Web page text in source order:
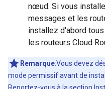
nœud. Si vous
messages et les
installez d'abord
les routeurs Cloud
Remarque:Vous devez
mode permissif avant de